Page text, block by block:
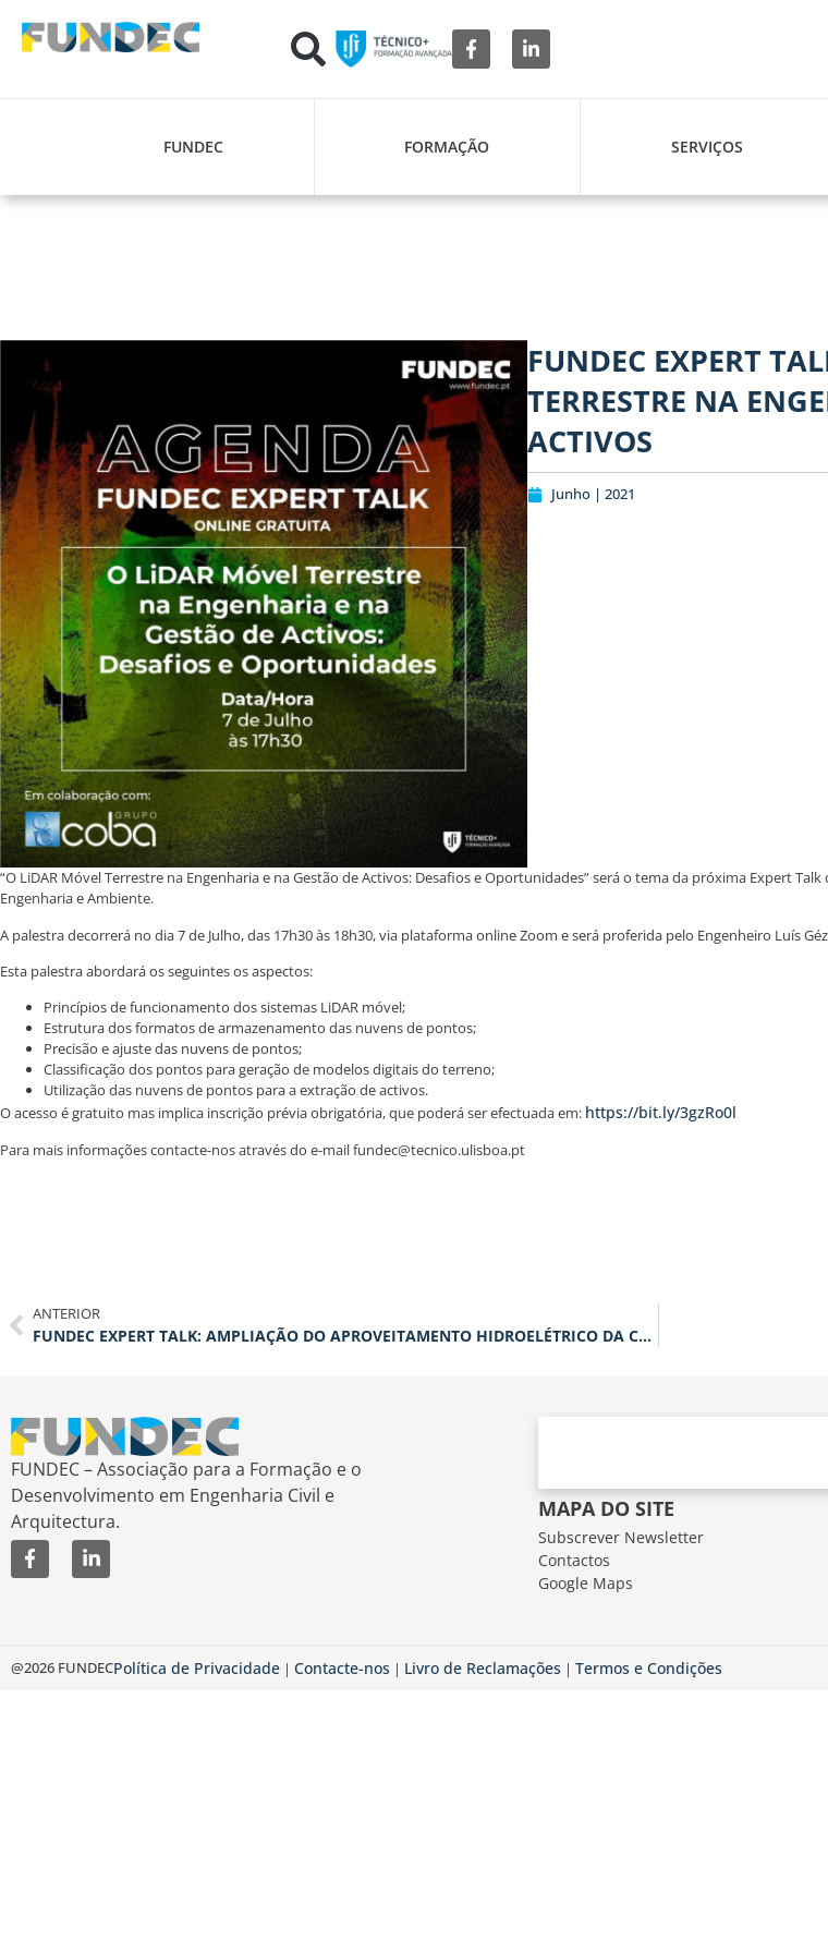
FUNDEC FORMAÇÃO SERVIÇOS
FUNDEC EXPERT
TERRESTRE NA
ACTIVOS
Junho | 2021
“O LiDAR Móvel Terrestre na Engenharia e na Gestão de Activos: Desafios e Oportunidades” será o tema da próxima Expert
Engenharia e Ambiente.
A palestra decorrerá no dia 7 de Julho, das 17h30 às 18h30, via plataforma online Zoom e será proferida pelo Engenheiro Luís
Esta palestra abordará os seguintes os aspectos:
Princípios de funcionamento dos sistemas LiDAR móvel;
Estrutura dos formatos de armazenamento das nuvens de pontos;
Precisão e ajuste das nuvens de pontos;
Classificação dos pontos para geração de modelos digitais do terreno;
Utilização das nuvens de pontos para a extração de activos.
O acesso é gratuito mas implica inscrição prévia obrigatória, que poderá ser efectuada em: https://bit.ly/3gzRo0l
Para mais informações contacte-nos através do e-mail fundec@tecnico.ulisboa.pt
ANTERIOR
FUNDEC EXPERT TALK: AMPLIAÇÃO DO APROVEITAMENTO HIDROELÉTRICO DA CALHETA
FUNDEC – Associação para a Formação e o
Desenvolvimento em Engenharia Civil e
Arquitectura.
MAPA DO SITE
Subscrever Newsletter
Contactos
Google Maps
@2026 FUNDECPolítica de Privacidade | Contacte-nos | Livro de Reclamações | Termos e Condições